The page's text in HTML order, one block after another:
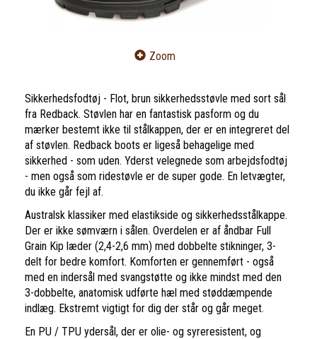
Zoom
Sikkerhedsfodtøj - Flot, brun sikkerhedsstøvle med sort sål
fra Redback. Støvlen har en fantastisk pasform og du
mærker bestemt ikke til stålkappen, der er en integreret del
af støvlen. Redback boots er ligeså behagelige med
sikkerhed - som uden. Yderst velegnede som arbejdsfodtøj
- men også som ridestøvle er de super gode. En letvægter,
du ikke går fejl af.
Australsk klassiker med elastikside og sikkerhedsstålkappe.
Der er ikke sømværn i sålen. Overdelen er af åndbar Full
Grain Kip læder (2,4-2,6 mm) med dobbelte stikninger, 3-
delt for bedre komfort. Komforten er gennemført - også
med en indersål med svangstøtte og ikke mindst med den
3-dobbelte, anatomisk udførte hæl med støddæmpende
indlæg. Ekstremt vigtigt for dig der står og går meget.
En PU / TPU ydersål, der er olie- og syreresistent, og